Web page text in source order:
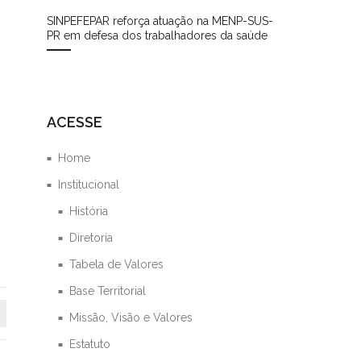
SINPEFEPAR reforça atuação na MENP-SUS-
PR em defesa dos trabalhadores da saúde
ACESSE
Home
Institucional
História
Diretoria
Tabela de Valores
Base Territorial
Missão, Visão e Valores
Estatuto